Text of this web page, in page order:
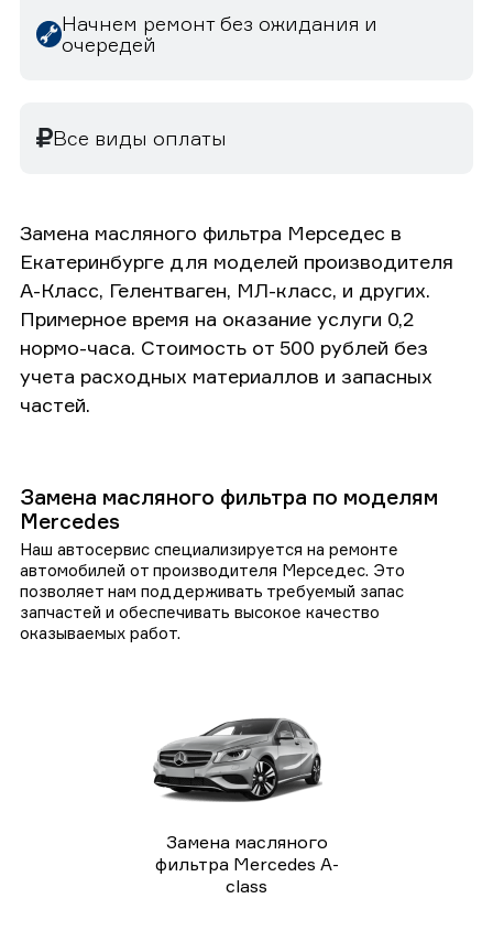
Начнем ремонт без ожидания и
очередей
Все виды оплаты
Замена масляного фильтра Мерседес в
Екатеринбурге для моделей производителя
А-Класс, Гелентваген, МЛ-класс, и других.
Примерное время на оказание услуги 0,2
нормо-часа. Стоимость от 500 рублей без
учета расходных материаллов и запасных
частей.
Замена масляного фильтра по моделям
Mercedes
Наш автосервис специализируется на ремонте
автомобилей от производителя Мерседес. Это
позволяет нам поддерживать требуемый запас
запчастей и обеспечивать высокое качество
оказываемых работ.
Замена масляного
фильтра Mercedes A-
class